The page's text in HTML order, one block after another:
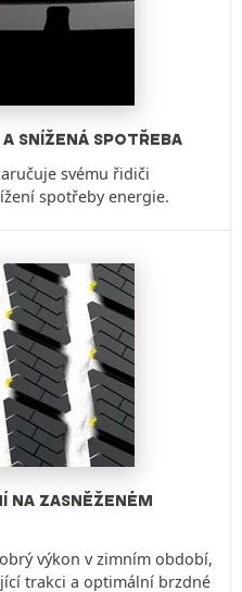
SNÍŽENÁ SPOTŘEBA
svému řidiči
spotřeby energie.
NA ZASNĚŽENÉM
výkon v zimním období,
trakci a optimální brzdné